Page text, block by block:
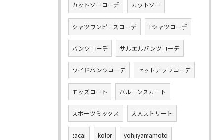
カットソーコーデ カットソー
シャツワンピースコーデ Tシャツコーデ
パンツコーデ サルエルパンツコーデ
ワイドパンツコーデ セットアップコーデ
モッズコート バルーンスカート
スポーツミックス 大人ストリート
sacai kolor yohjiyamamoto